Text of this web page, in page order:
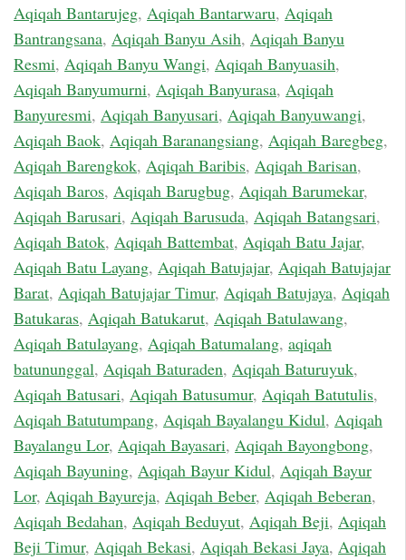
Aqiqah Bantarujeg, Aqiqah Bantarwaru, Aqiqah
Bantrangsana, Aqiqah Banyu Asih, Aqiqah Banyu
Resmi, Aqiqah Banyu Wangi, Aqiqah Banyuasih,
Aqiqah Banyumurni, Aqiqah Banyurasa, Aqiqah
Banyuresmi, Aqiqah Banyusari, Aqiqah Banyuwangi,
Aqiqah Baok, Aqiqah Baranangsiang, Aqiqah Baregbeg,
Aqiqah Barengkok, Aqiqah Baribis, Aqiqah Barisan,
Aqiqah Baros, Aqiqah Barugbug, Aqiqah Barumekar,
Aqiqah Barusari, Aqiqah Barusuda, Aqiqah Batangsari,
Aqiqah Batok, Aqiqah Battembat, Aqiqah Batu Jajar,
Aqiqah Batu Layang, Aqiqah Batujajar, Aqiqah Batujajar
Barat, Aqiqah Batujajar Timur, Aqiqah Batujaya, Aqiqah
Batukaras, Aqiqah Batukarut, Aqiqah Batulawang,
Aqiqah Batulayang, Aqiqah Batumalang, aqiqah
batununggal, Aqiqah Baturaden, Aqiqah Baturuyuk,
Aqiqah Batusari, Aqiqah Batusumur, Aqiqah Batutulis,
Aqiqah Batutumpang, Aqiqah Bayalangu Kidul, Aqiqah
Bayalangu Lor, Aqiqah Bayasari, Aqiqah Bayongbong,
Aqiqah Bayuning, Aqiqah Bayur Kidul, Aqiqah Bayur
Lor, Aqiqah Bayureja, Aqiqah Beber, Aqiqah Beberan,
Aqiqah Bedahan, Aqiqah Beduyut, Aqiqah Beji, Aqiqah
Beji Timur, Aqiqah Bekasi, Aqiqah Bekasi Jaya, Aqiqah